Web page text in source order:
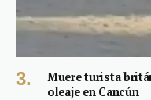
Muere turista
oleaje en Cancún